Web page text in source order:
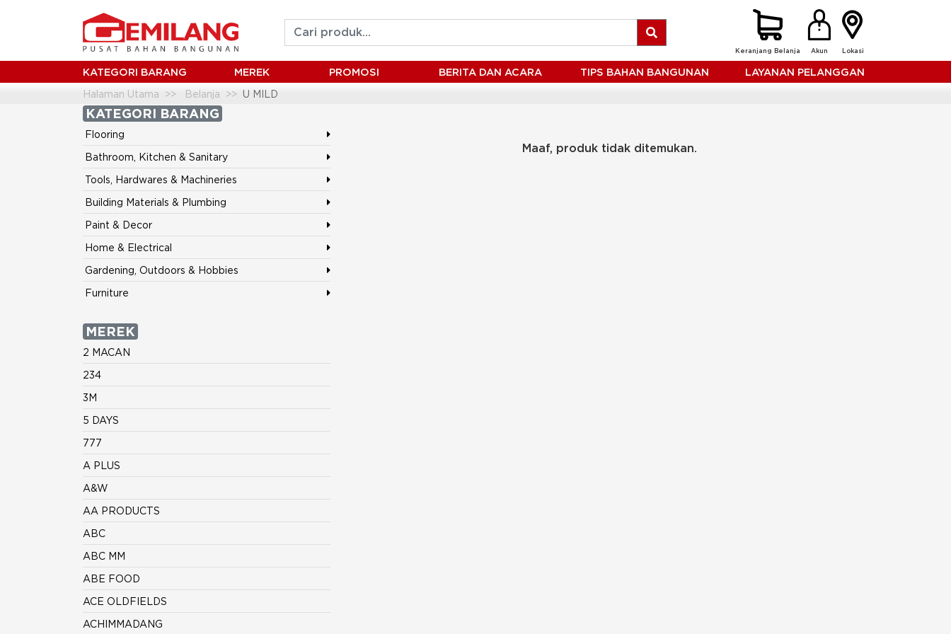
Keranjang Belanja Akun Lokasi
KATEGORI BARANG MEREK PROMOSI BERITA DAN ACARA TIPS BAHAN BANGUNAN LAYANAN PELANGGAN
Halaman Utama Belanja U MILD
KATEGORI BARANG
Flooring
Bathroom, Kitchen & Sanitary
Tools, Hardwares & Machineries
Building Materials & Plumbing
Paint & Decor
Home & Electrical
Gardening, Outdoors & Hobbies
Furniture
MEREK
2 MACAN
234
3M
5 DAYS
777
A PLUS
A&W
AA PRODUCTS
ABC
ABC MM
ABE FOOD
ACE OLDFIELDS
ACHIMMADANG
Maaf, produk tidak ditemukan.